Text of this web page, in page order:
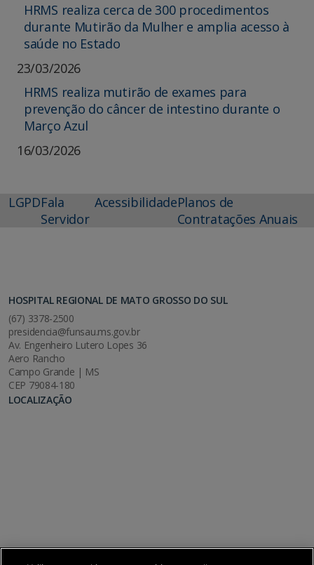
HRMS realiza cerca de 300 procedimentos
durante Mutirão da Mulher e amplia acesso à
saúde no Estado
23/03/2026
HRMS realiza mutirão de exames para
prevenção do câncer de intestino durante o
Março Azul
16/03/2026
LGPDFala
Servidor
AcessibilidadePlanos de
Contratações Anuais
HOSPITAL REGIONAL DE MATO GROSSO DO SUL
(67) 3378-2500
presidencia@funsau.ms.gov.br
Av. Engenheiro Lutero Lopes 36
Aero Rancho
Campo Grande | MS
CEP 79084-180
LOCALIZAÇÃO